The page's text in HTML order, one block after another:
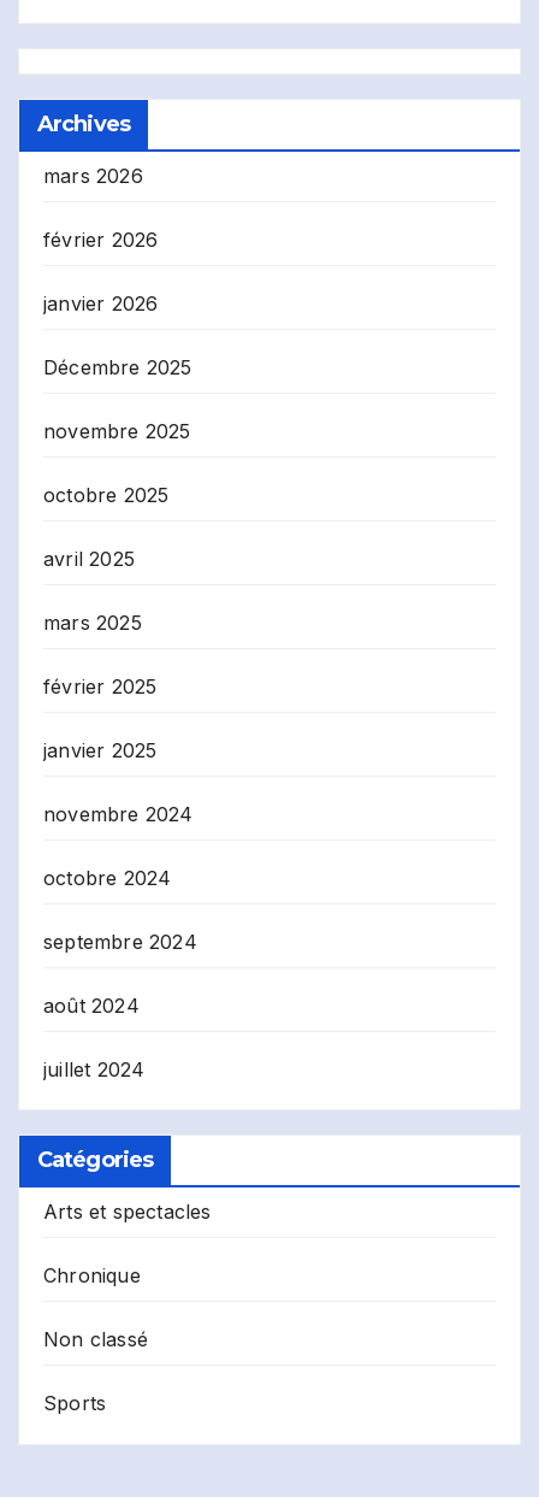
Archives
mars 2026
février 2026
janvier 2026
Décembre 2025
novembre 2025
octobre 2025
avril 2025
mars 2025
février 2025
janvier 2025
novembre 2024
octobre 2024
septembre 2024
août 2024
juillet 2024
Catégories
Arts et spectacles
Chronique
Non classé
Sports